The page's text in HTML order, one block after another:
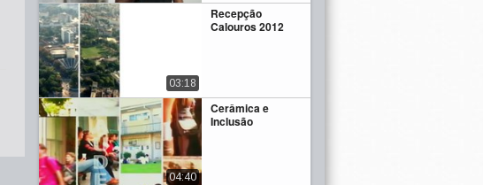
Recepção
Calouros 2012
03:18
Cerâmica e
Inclusão
04:40